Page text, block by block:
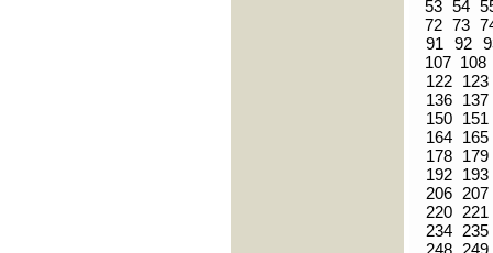
53 54
72 73
91
92
107 108
122
123
136
137
150
151
164
165
178
179
192
193
206 207
220
221
234
235
248
249